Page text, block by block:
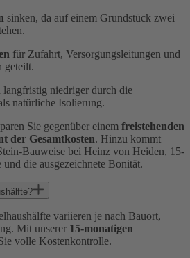
sinken, da auf einem Grundstück zwei
für Zufahrt, Versorgungsleitungen und
geteilt.
langfristig niedriger durch die
natürliche Isolierung.
Sie gegenüber einem freistehenden
der Gesamtkosten. Hinzu kommt
Bauweise bei Heinz von Heiden, 15-
und die ausgezeichnete Bonität.
variieren je nach Bauort,
Mit unserer 15-monatigen
volle Kostenkontrolle.